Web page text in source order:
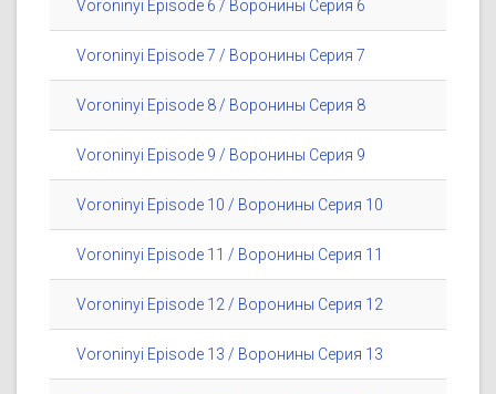
Voroninyi Episode 6 / Воронины Серия 6
Voroninyi Episode 7 / Воронины Серия 7
Voroninyi Episode 8 / Воронины Серия 8
Voroninyi Episode 9 / Воронины Серия 9
Voroninyi Episode 10 / Воронины Серия 10
Voroninyi Episode 11 / Воронины Серия 11
Voroninyi Episode 12 / Воронины Серия 12
Voroninyi Episode 13 / Воронины Серия 13